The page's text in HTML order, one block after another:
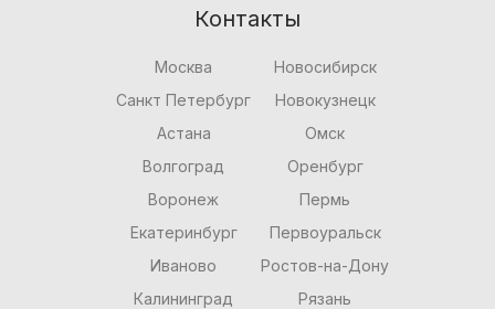
Контакты
Москва
Санкт Петербург
Астана
Волгоград
Воронеж
Екатеринбург
Иваново
Калининград
Новосибирск
Новокузнецк
Омск
Оренбург
Пермь
Первоуральск
Ростов-на-Дону
Рязань